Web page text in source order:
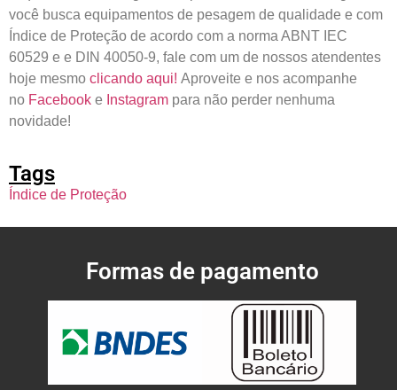
você busca equipamentos de pesagem de qualidade e com
Índice de Proteção de acordo com a norma ABNT IEC
60529 e e DIN 40050-9, fale com um de nossos atendentes
hoje mesmo clicando aqui! Aproveite e nos acompanhe
no Facebook e Instagram para não perder nenhuma
novidade!
Tags
Índice de Proteção
Formas de pagamento